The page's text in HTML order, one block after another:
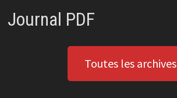
Journal PDF
Toutes les archives